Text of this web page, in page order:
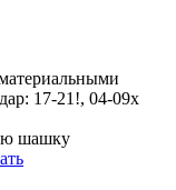
17-21!, 04-09х
шашку